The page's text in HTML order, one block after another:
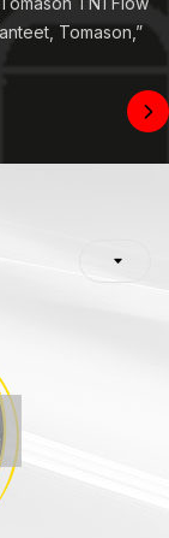
Tomason,”